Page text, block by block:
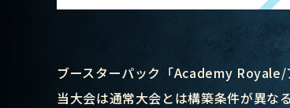
ブースターパック「Academy Royale/
当大会は通常大会とは構築条件が異な